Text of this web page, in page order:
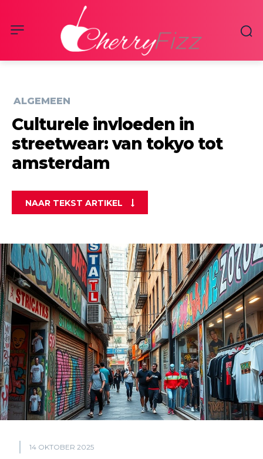
ALGEMEEN
Culturele invloeden in
streetwear: van tokyo tot
amsterdam
NAAR TEKST ARTIKEL
14 OKTOBER 2025